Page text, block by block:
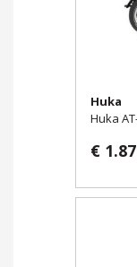
Huka
Huka
€